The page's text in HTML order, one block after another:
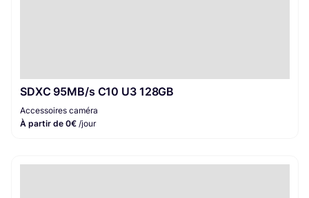
SDXC 95MB/s C10 U3 128GB
Accessoires caméra
À partir de 0€ /jour